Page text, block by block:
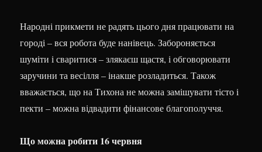
Народні прикмети не радять цього дня працювати на
городі – вся робота буде нанівець. Забороняється
шуміти і сваритися – злякаєш щастя, і обговорювати
заручини та весілля – інакше розладиться. Також
вважається, що на Тихона не можна замішувати тісто і
пекти – можна відвадити фінансове благополуччя.
Що можна робити 16 червня